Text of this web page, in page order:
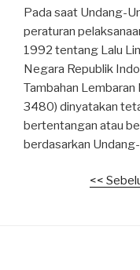
Pada saat Undang-
peraturan
1992 tentang Lalu
Negara Republik
Tambahan
3480) dinyatakan
bertentangan atau
berdasarkan
<<